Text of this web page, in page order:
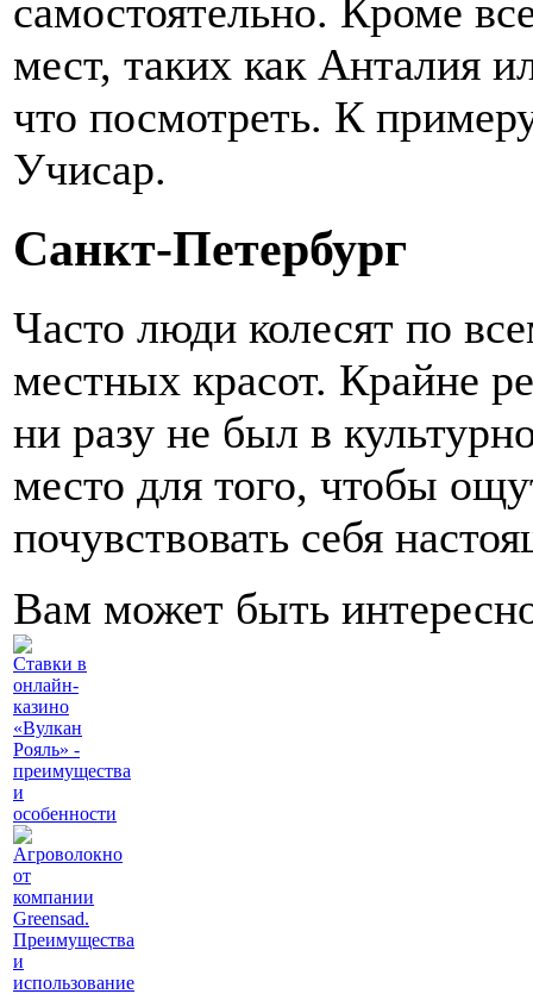
самостоятельно. Кроме
мест, таких как Анталия
что посмотреть. К
Учисар.
Санкт-Петербург
Часто люди колесят по
местных красот. Крайне
ни разу не был в
место для того, чтобы
почувствовать себя
Вам может быть
Ставки в
онлайн-
казино
«Вулкан
Рояль» -
преимущества
и
особенности
Агроволокно
от
компании
Greensad.
Преимущества
и
использование